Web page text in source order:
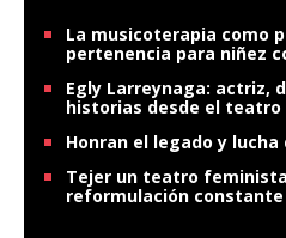
La musicoterapia como
pertenencia para niñez
Egly Larreynaga: actriz,
historias desde el teatro
Honran el legado y lucha
Tejer un teatro
reformulación constante